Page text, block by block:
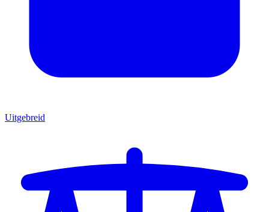
Uitgebreid